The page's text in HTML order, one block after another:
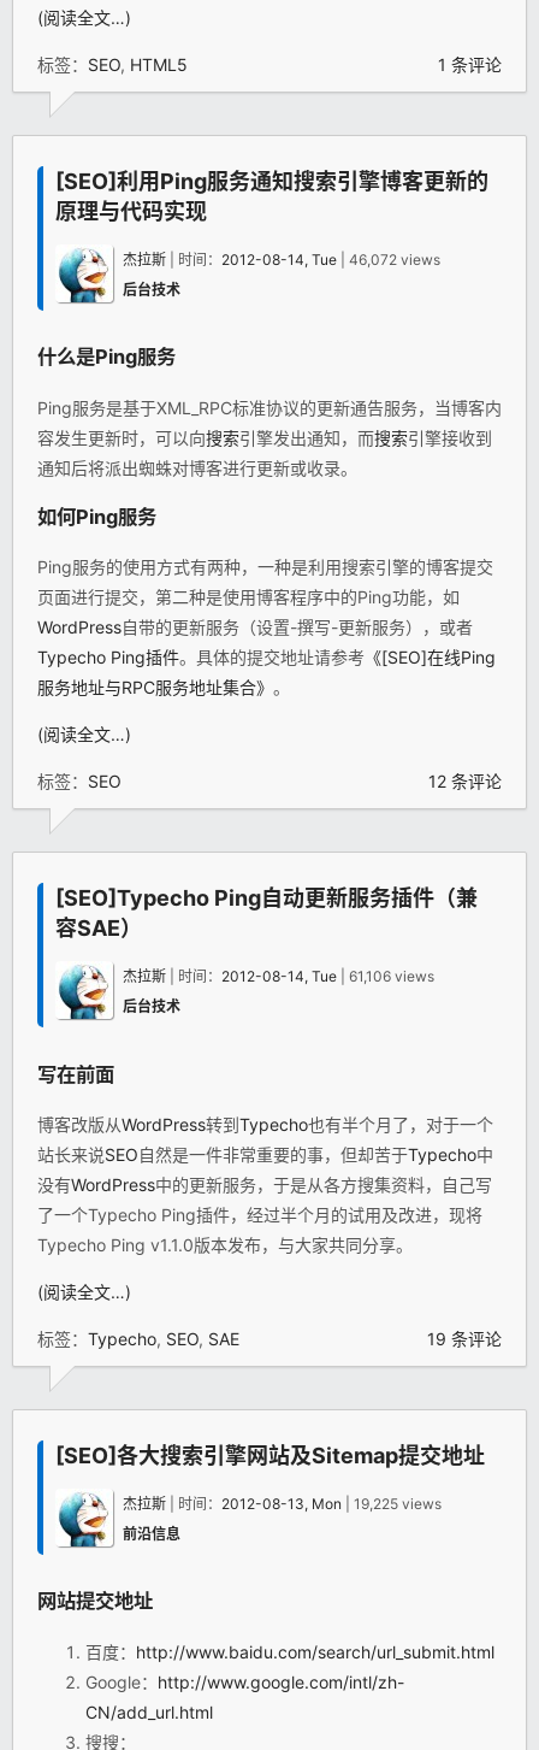
(阅读全文…)
标签： SEO, HTML5 1 条评论
[SEO]利用Ping服务通知搜索引擎博客更新的
原理与代码实现
杰拉斯 | 时间： 2012-08-14, Tue | 46,072 views
后台技术
什么是Ping服务
Ping服务是基于XML_RPC标准协议的更新通告服务，当博客内
容发生更新时，可以向搜索引擎发出通知，而搜索引擎接收到
通知后将派出蜘蛛对博客进行更新或收录。
如何Ping服务
Ping服务的使用方式有两种，一种是利用搜索引擎的博客提交
页面进行提交，第二种是使用博客程序中的Ping功能，如
WordPress自带的更新服务（设置-撰写-更新服务），或者
Typecho Ping插件。具体的提交地址请参考 《[SEO]在线Ping
服务地址与RPC服务地址集合》 。
(阅读全文…)
标签： SEO 12 条评论
[SEO]Typecho Ping自动更新服务插件（兼
容SAE）
杰拉斯 | 时间： 2012-08-14, Tue | 61,106 views
后台技术
写在前面
博客改版从WordPress转到Typecho也有半个月了，对于一个
站长来说SEO自然是一件非常重要的事，但却苦于Typecho中
没有WordPress中的更新服务，于是从各方搜集资料，自己写
了一个Typecho Ping插件，经过半个月的试用及改进，现将
Typecho Ping v1.1.0版本发布，与大家共同分享。
(阅读全文…)
标签： Typecho, SEO, SAE 19 条评论
[SEO]各大搜索引擎网站及Sitemap提交地址
杰拉斯 | 时间： 2012-08-13, Mon | 19,225 views
前沿信息
网站提交地址
百度： http://www.baidu.com/search/url_submit.html
Google： http://www.google.com/intl/zh-
CN/add_url.html
搜搜：